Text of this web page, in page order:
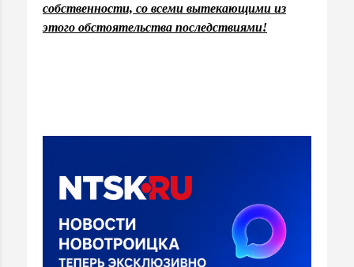
собственности, со всеми вытекающими из
этого обстоятельства последствиями!